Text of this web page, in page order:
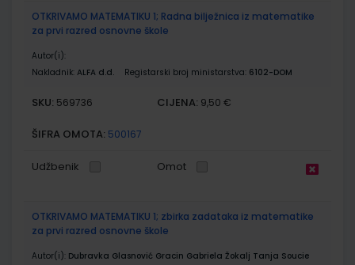
OTKRIVAMO MATEMATIKU 1; Radna bilježnica iz matematike
za prvi razred osnovne škole
Autor(i):
Nakladnik: ALFA d.d. Registarski broj ministarstva: 6102-DOM
SKU: 569736 CIJENA: 9,50 €
ŠIFRA OMOTA: 500167
Udžbenik Omot
OTKRIVAMO MATEMATIKU 1; zbirka zadataka iz matematike
za prvi razred osnovne škole
Autor(i): Dubravka Glasnović Gracin Gabriela Žokalj Tanja Soucie